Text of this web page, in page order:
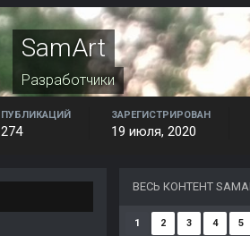
SamArt
Разработчики
ПУБЛИКАЦИЙ
274
ЗАРЕГИСТРИРОВАН
19 июля, 2020
ВЕСЬ КОНТЕНТ
1 2 3 4 5